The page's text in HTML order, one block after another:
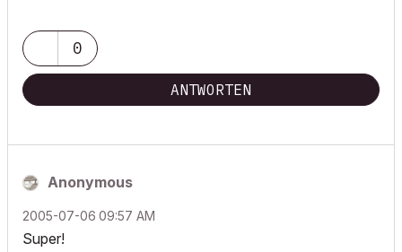
0
ANTWORTEN
Anonymous
‎2005-07-06 09:57 AM
Super!